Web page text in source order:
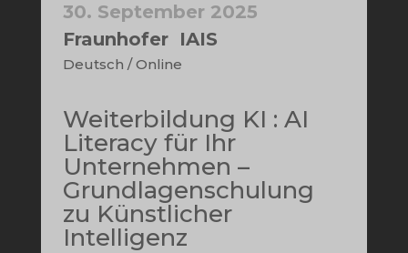
30. September 2025
Fraunhofer IAIS
Deutsch / Online
Weiterbildung KI : AI
Literacy für Ihr
Unternehmen –
Grundlagenschulung
zu Künstlicher
Intelligenz